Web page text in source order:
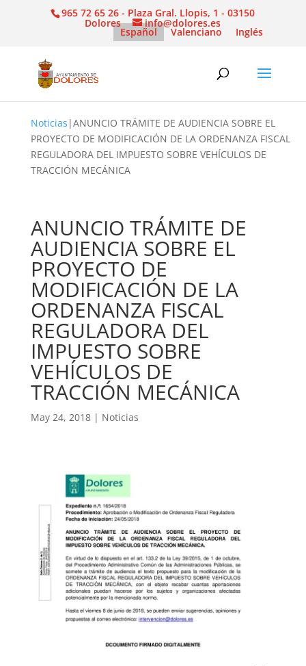
965 72 65 26 - Plaza Gral. Llopis, 1 - 03150
Dolores info@dolores.es
Español Valenciano Inglés
Noticias |ANUNCIO TRÁMITE DE AUDIENCIA SOBRE EL
PROYECTO DE MODIFICACIÓN DE LA ORDENANZA FISCAL
REGULADORA DEL IMPUESTO SOBRE VEHÍCULOS DE
TRACCIÓN MECÁNICA
ANUNCIO TRÁMITE DE
AUDIENCIA SOBRE EL
PROYECTO DE
MODIFICACIÓN DE LA
ORDENANZA FISCAL
REGULADORA DEL
IMPUESTO SOBRE
VEHÍCULOS DE
TRACCIÓN MECÁNICA
May 24, 2018| Noticias